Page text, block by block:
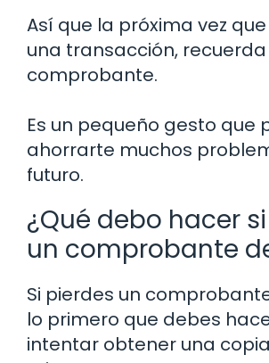
Así que la próxima vez
una transacción,
comprobante.
Es un pequeño gesto que
ahorrarte muchos
futuro.
¿Qué debo hacer
un comprobante
Si pierdes un
lo primero que debes
intentar obtener una